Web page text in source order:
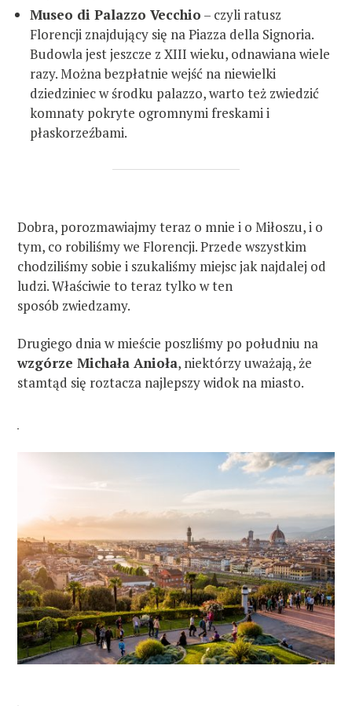
Museo di Palazzo Vecchio – czyli ratusz
Florencji znajdujący się na Piazza della Signoria.
Budowla jest jeszcze z XIII wieku, odnawiana wiele
razy. Można bezpłatnie wejść na niewielki
dziedziniec w środku palazzo, warto też zwiedzić
komnaty pokryte ogromnymi freskami i
płaskorzeźbami.
Dobra, porozmawiajmy teraz o mnie i o Miłoszu, i o
tym, co robiliśmy we Florencji. Przede wszystkim
chodziliśmy sobie i szukaliśmy miejsc jak najdalej od
ludzi. Właściwie to teraz tylko w ten
sposób zwiedzamy.
Drugiego dnia w mieście poszliśmy po południu na
wzgórze Michała Anioła, niektórzy uważają, że
stamtąd się roztacza najlepszy widok na miasto.